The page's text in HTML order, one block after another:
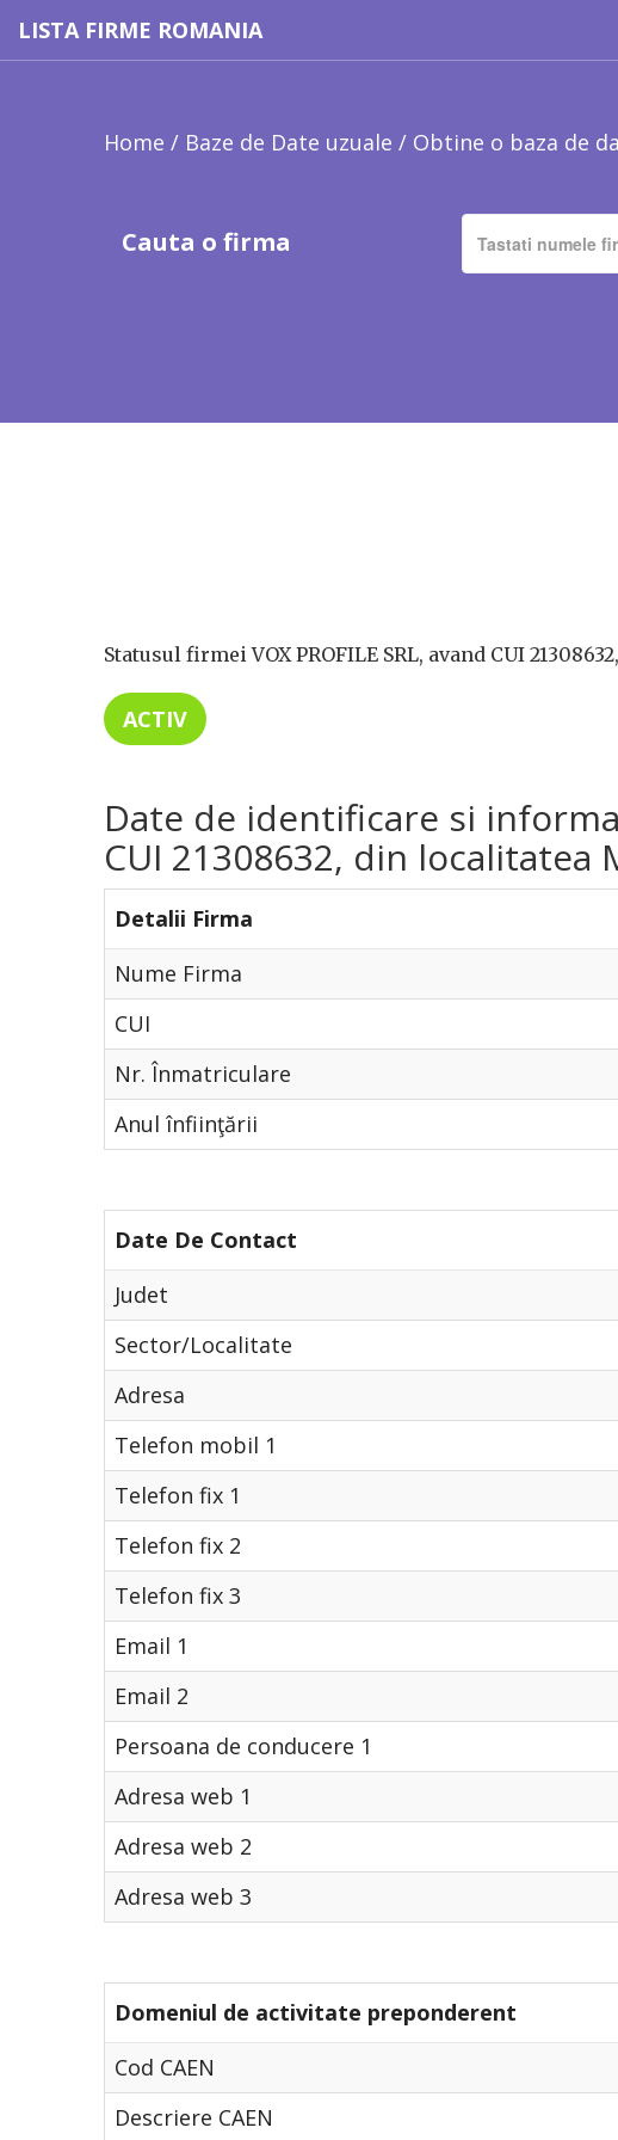
LISTA FIRME ROMANIA
Home / Baze de Date uzuale / Obtine o baza de
Cauta o firma
Statusul firmei VOX PROFILE SRL, avand CUI
ACTIV
Date de identificare si
CUI 21308632, din localitatea
Detalii Firma
Nume Firma
CUI
Nr. Înmatriculare
Anul înfiinţării
Date De Contact
Judet
Sector/Localitate
Adresa
Telefon mobil 1
Telefon fix 1
Telefon fix 2
Telefon fix 3
Email 1
Email 2
Persoana de conducere 1
Adresa web 1
Adresa web 2
Adresa web 3
Domeniul de activitate preponderent
Cod CAEN
Descriere CAEN